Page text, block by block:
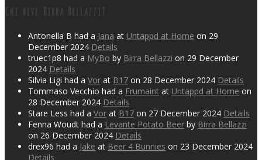
Chi beve Birra Bellazzi?
Antonella B had a Jana at Untappd at Home on 29
December 2024 Details
truec1p8 had a MyBo by Birra Bellazzi on 29 December
2024 Details
Silvia Ligi had a Vor at B17 on 28 December 2024 Details
Tommaso Vecchio had a Frumaint at Untappd at Home on
28 December 2024 Details
Stare Less had a Vor at B17 on 27 December 2024 Details
Fenna Woudt had a Levante Potato Beer by Birra Bellazzi
on 26 December 2024 Details
drex96 had a Jake at Beer 4 Bunnies on 23 December 2024
Details